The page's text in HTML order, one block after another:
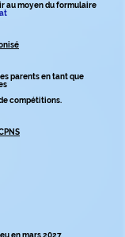
au moyen du formulaire
parents en tant que
compétitions.
en mars 2027